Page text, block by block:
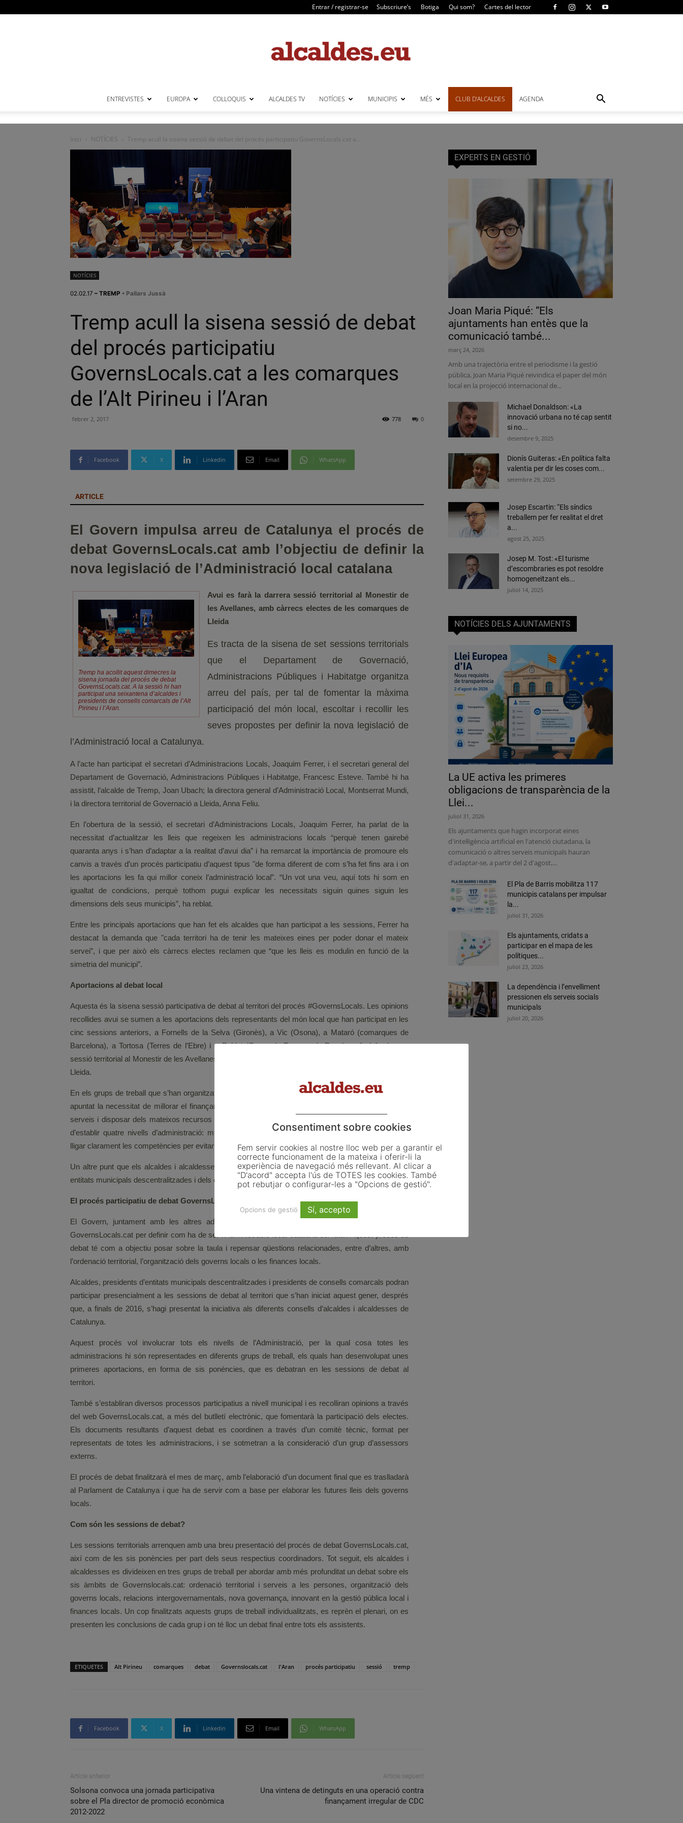
Entrar / registrar-se Subscriure’s Botiga Qui som? Cartes del lector
ENTREVISTES EUROPA COL·LOQUIS ALCALDES TV NOTÍCIES MUNICIPIS MÉS CLUB D’ALCALDES AGENDA
Inici NOTÍCIES Tremp acull la sisena sessió de debat del procés participatiu GovernsLocals.cat a...
NOTÍCIES
02.02.17 – TREMP • Pallars Jussà
Tremp acull la sisena sessió de debat
del procés participatiu
GovernsLocals.cat a les comarques
de l’Alt Pirineu i l’Aran
febrer 2, 2017 0
778
Facebook X Linkedin Email WhatsApp
ARTICLE
El Govern impulsa arreu de Catalunya el procés de
debat GovernsLocals.cat amb l’objectiu de definir la
nova legislació de l’Administració local catalana
Tremp ha acollit aquest dimecres la
sisena jornada del procés de debat
GovernsLocals.cat. A la sessió hi han
participat una seixantena d’alcaldes i
presidents de consells comarcals de l’Alt
Pirineu i l’Aran.
Avui es farà la darrera sessió territorial al Monestir de
les Avellanes, amb càrrecs electes de les comarques de
Lleida
Es tracta de la sisena de set sessions territorials
que el Departament de Governació,
Administracions Públiques i Habitatge organitza
arreu del país, per tal de fomentar la màxima
participació del món local, escoltar i recollir les
seves propostes per definir la nova legislació de
l’Administració local a Catalunya.
A l’acte han participat el secretari d’Administracions Locals, Joaquim Ferrer, i el secretari general del
Departament de Governació, Administracions Públiques i Habitatge, Francesc Esteve. També hi ha
assistit, l’alcalde de Tremp, Joan Ubach; la directora general d’Administració Local, Montserrat Mundi,
i la directora territorial de Governació a Lleida, Anna Feliu.
En l’obertura de la sessió, el secretari d’Administracions Locals, Joaquim Ferrer, ha parlat de la
necessitat d’actualitzar les lleis que regeixen les administracions locals “perquè tenen gairebé
quaranta anys i s’han d’adaptar a la realitat d’avui dia” i ha remarcat la importància de promoure els
canvis a través d’un procés participatiu d’aquest tipus "de forma diferent de com s’ha fet fins ara i on
les aportacions les fa qui millor coneix l’administració local”. “Un vot una veu, aquí tots hi som en
igualtat de condicions, perquè tothom pugui explicar les necessitats siguin quines siguin les
dimensions dels seus municipis”, ha reblat.
Entre les principals aportacions que han fet els alcaldes que han participat a les sessions, Ferrer ha
destacat la demanda que "cada territori ha de tenir les mateixes eines per poder donar el mateix
servei”, i que per això els càrrecs electes reclamen que “que les lleis es modulin en funció de la
simetria del municipi”.
Aportacions al debat local
Aquesta és la sisena sessió participativa de debat al territori del procés #GovernsLocals. Les opinions
recollides avui se sumen a les aportacions dels representants del món local que han participat en les
cinc sessions anteriors, a Fornells de la Selva (Gironès), a Vic (Osona), a Mataró (comarques de
Barcelona), a Tortosa (Terres de l’Ebre) i a Poblet (Camp de Tarragona). Demà es farà la darrera
sessió territorial al Monestir de les Avellanes, a la Noguera, amb càrrecs electes de les comarques de
Lleida.
En els grups de treball que s’han organitzat en aquesta sessió, els alcaldes i alcaldesses també han
apuntat la necessitat de millorar el finançament local, que permeti als ens locals oferir els mateixos
serveis i disposar dels mateixos recursos independentment de la mida dels municipis; la possibilitat
d’establir quatre nivells d’administració: municipi, comarca, vegueria i Generalitat; la necessitat de
lligar clarament les competències per evitar duplicitats; i l’allargament a 5 anys dels mandats.
Un altre punt que els alcaldes i alcaldesses han posat sobre la taula ha estat la reivindicació de les
entitats municipals descentralitzades i dels consells comarcals com a ens vitals.
El procés participatiu de debat GovernsLocals.cat
El Govern, juntament amb les altres administracions, ha posat en marxa el procés de debat
GovernsLocals.cat per definir com ha de ser l’Administració local catalana del futur. Aquest procés de
debat té com a objectiu posar sobre la taula i repensar qüestions relacionades, entre d’altres, amb
l’ordenació territorial, l’organització dels governs locals o les finances locals.
Alcaldes, presidents d’entitats municipals descentralitzades i presidents de consells comarcals podran
participar presencialment a les sessions de debat al territori que s’han iniciat aquest gener, després
que, a finals de 2016, s’hagi presentat la iniciativa als diferents consells d’alcaldes i alcaldesses de
Catalunya.
Aquest procés vol involucrar tots els nivells de l’Administració, per la qual cosa totes les
administracions hi són representades en diferents grups de treball, els quals han desenvolupat unes
primeres aportacions, en forma de sis ponències, que es debatran en les sessions de debat al
territori.
També s’establiran diversos processos participatius a nivell municipal i es recolliran opinions a través
del web GovernsLocals.cat, a més del butlletí electrònic, que fomentarà la participació dels electes.
Els documents resultants d’aquest debat es coordinen a través d’un comitè tècnic, format per
representats de totes les administracions, i se sotmetran a la consideració d’un grup d’assessors
externs.
El procés de debat finalitzarà el mes de març, amb l’elaboració d’un document final que es traslladarà
al Parlament de Catalunya i que ha de servir com a base per elaborar les futures lleis dels governs
locals.
Com són les sessions de debat?
Les sessions territorials arrenquen amb una breu presentació del procés de debat GovernsLocals.cat,
així com de les sis ponències per part dels seus respectius coordinadors. Tot seguit, els alcaldes i
alcaldesses es divideixen en tres grups de treball per abordar amb més profunditat un debat sobre els
sis àmbits de Governslocals.cat: ordenació territorial i serveis a les persones, organització dels
governs locals, relacions intergovernamentals, nova governança, innovant en la gestió pública local i
finances locals. Un cop finalitzats aquests grups de treball individualitzats, es reprèn el plenari, on es
presenten les conclusions de cada grup i on té lloc un debat final entre tots els assistents.
ETIQUETES Alt Pirineu comarques debat Governslocals.cat l'Aran procés participatiu sessió tremp
Facebook X Linkedin Email WhatsApp
Article anterior
Solsona convoca una jornada participativa
sobre el Pla director de promoció econòmica
2012-2022
Article següent
Una vintena de detinguts en una operació contra
finançament irregular de CDC
EXPERTS EN GESTIÓ
Joan Maria Piqué: “Els
ajuntaments han entès que la
comunicació també...
març 24, 2026
Amb una trajectòria entre el periodisme i la gestió
pública, Joan Maria Piqué reivindica el paper del món
local en la projecció internacional de...
Michael Donaldson: «La
innovació urbana no té cap sentit
si no...
desembre 9, 2025
Dionís Guiteras: «En política falta
valentia per dir les coses com...
setembre 29, 2025
Josep Escartin: “Els síndics
treballem per fer realitat el dret
a...
agost 25, 2025
Josep M. Tost: «El turisme
d’escombraries es pot resoldre
homogeneïtzant els...
juliol 14, 2025
NOTÍCIES DELS AJUNTAMENTS
La UE activa les primeres
obligacions de transparència de la
Llei...
juliol 31, 2026
Els ajuntaments que hagin incorporat eines
d'intel·ligència artificial en l'atenció ciutadana, la
comunicació o altres serveis municipals hauran
d'adaptar-se, a partir del 2 d'agost,...
El Pla de Barris mobilitza 117
municipis catalans per impulsar
la...
juliol 31, 2026
Els ajuntaments, cridats a
participar en el mapa de les
polítiques...
juliol 23, 2026
La dependència i l’envelliment
pressionen els serveis socials
municipals
juliol 20, 2026
Consentiment sobre cookies
Fem servir cookies al nostre lloc web per a garantir el
correcte funcionament de la mateixa i oferir-li la
experiència de navegació més rellevant. Al clicar a
"D'acord" accepta l'ús de TOTES les cookies. També
pot rebutjar o configurar-les a "Opcions de gestió".
Opcions de gestió Sí, accepto